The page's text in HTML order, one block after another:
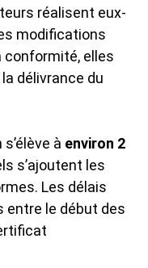
réalisent eux-
modifications
conformité, elles
délivrance du
à environ 2
s’ajoutent les
Les délais
entre le début des